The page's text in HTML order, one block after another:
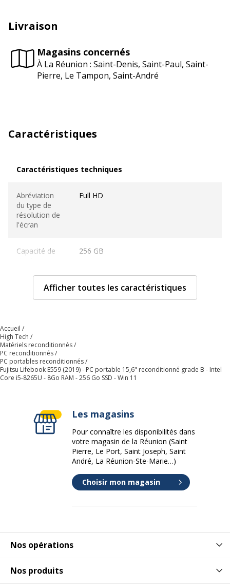
Livraison
Magasins concernés
À La Réunion : Saint-Denis, Saint-Paul, Saint-
Pierre, Le Tampon, Saint-André
Caractéristiques
Caractéristiques techniques
Abréviation
du type de
résolution de
l'écran
Full HD
Capacité de
256 GB
Cartes
Clavier
numérique
Couleur Noir
du clavier
Oui
Windows 11
processeur
Famille de
système
d'exploitation
Windows 11
Afficher toutes les caractéristiques
Accueil
High Tech
Matériels reconditionnés
PC reconditionnés
PC portables reconditionnés
Fujitsu Lifebook E559 (2019) - PC portable 15,6" reconditionné grade B - Intel
Core i5-8265U - 8Go RAM - 256 Go SSD - Win 11
Nos opérations
Nos produits
Les magasins
Pour connaître les disponibilités dans
votre magasin de la Réunion (Saint
Pierre, Le Port, Saint Joseph, Saint
André, La Réunion-Ste-Marie…)
Choisir mon magasin